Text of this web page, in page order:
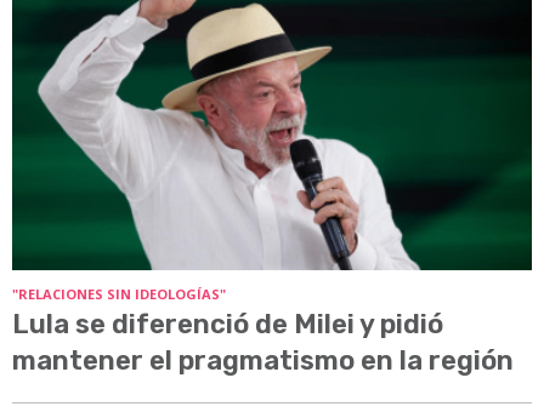
"RELACIONES SIN IDEOLOGÍAS"
Lula se diferenció de Milei y pidió
mantener el pragmatismo en la región